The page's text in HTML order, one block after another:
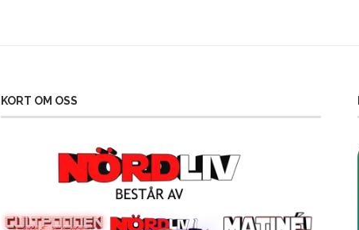
KORT OM OSS